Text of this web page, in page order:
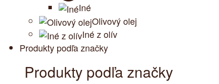
Iné
Olivový olej
Iné z olív
Produkty podľa značky
Produkty podľa značky